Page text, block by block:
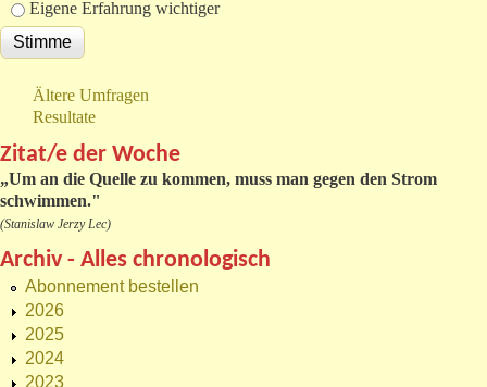
Eigene Erfahrung wichtiger
Ältere Umfragen
Resultate
Zitat/e der Woche
„Um an die Quelle zu kommen, muss man gegen den Strom
schwimmen."
(Stanislaw Jerzy Lec)
Archiv - Alles chronologisch
Abonnement bestellen
2026
2025
2024
2023